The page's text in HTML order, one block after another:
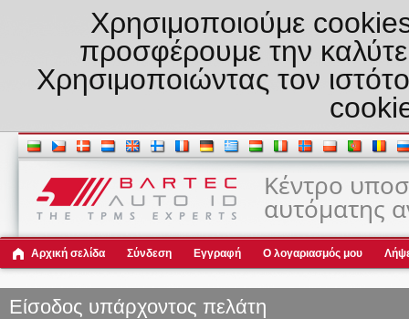
Χρησιμοποιούμε
προσφέρουμε την
Χρησιμοποιώντας τον
Κέντρο
αυτόματης
Αρχική σελίδα Σύνδεση Εγγραφή Ο λογαριασμός μου
Είσοδος υπάρχοντος πελάτη